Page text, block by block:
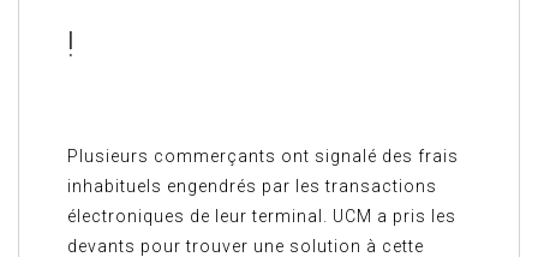
!
Plusieurs commerçants ont signalé des frais
inhabituels engendrés par les transactions
électroniques de leur terminal. UCM a pris les
devants pour trouver une solution à cette